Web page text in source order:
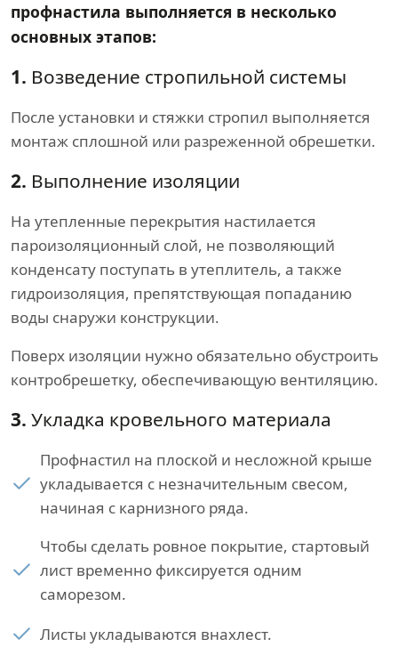
профнастила выполняется в несколько
основных этапов:
1. Возведение стропильной системы
После установки и стяжки стропил выполняется
монтаж сплошной или разреженной обрешетки.
2. Выполнение изоляции
На утепленные перекрытия настилается
пароизоляционный слой, не позволяющий
конденсату поступать в утеплитель, а также
гидроизоляция, препятствующая попаданию
воды снаружи конструкции.
Поверх изоляции нужно обязательно обустроить
контробрешетку, обеспечивающую вентиляцию.
3. Укладка кровельного материала
Профнастил на плоской и несложной крыше
укладывается с незначительным свесом,
начиная с карнизного ряда.
Чтобы сделать ровное покрытие, стартовый
лист временно фиксируется одним
саморезом.
Листы укладываются внахлест.